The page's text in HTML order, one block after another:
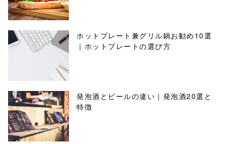
ホットプレート兼グリル鍋お勧め10選
｜ホットプレートの選び方
発泡酒とビールの違い｜発泡酒20選と
特徴